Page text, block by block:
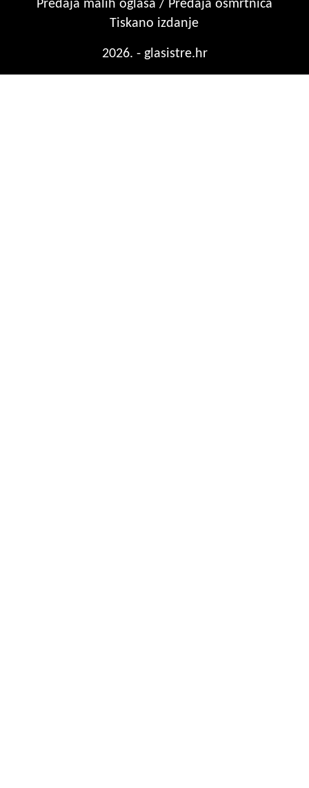
Predaja malih oglasa / Predaja osmrtnica
Tiskano izdanje
2026. - glasistre.hr